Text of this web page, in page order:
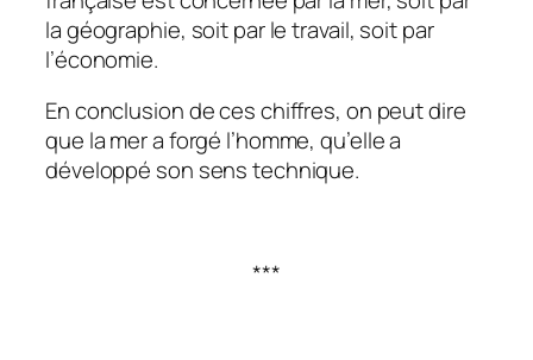
la géographie, soit par le travail, soit par
l’économie.
En conclusion de ces chiffres, on peut dire
que la mer a forgé l’homme, qu’elle a
développé son sens technique.
***